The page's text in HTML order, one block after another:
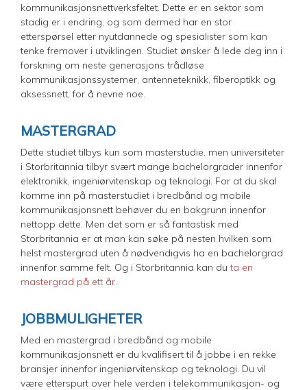
kommunikasjonsnettverksfeltet. Dette er en sektor som
stadig er i endring, og som dermed har en stor
etterspørsel etter nyutdannede og spesialister som kan
tenke fremover i utviklingen. Studiet ønsker å lede deg inn i
forskning om neste generasjons trådløse
kommunikasjonssystemer, antenneteknikk, fiberoptikk og
aksessnett, for å nevne noe.
MASTERGRAD
Dette studiet tilbys kun som masterstudie, men universiteter
i Storbritannia tilbyr svært mange bachelorgrader innenfor
elektronikk, ingeniørvitenskap og teknologi. For at du skal
komme inn på masterstudiet i bredbånd og mobile
kommunikasjonsnett behøver du en bakgrunn innenfor
nettopp dette. Men det som er så fantastisk med
Storbritannia er at man kan søke på nesten hvilken som
helst mastergrad uten å nødvendigvis ha en bachelorgrad
innenfor samme felt. Og i Storbritannia kan duta en
mastergrad på ett år.
JOBBMULIGHETER
Med en mastergrad i bredbånd og mobile
kommunikasjonsnett er du kvalifisert til å jobbe i en rekke
bransjer innenfor ingeniørvitenskap og teknologi. Du vil
være etterspurt over hele verden i telekommunikasjon- og